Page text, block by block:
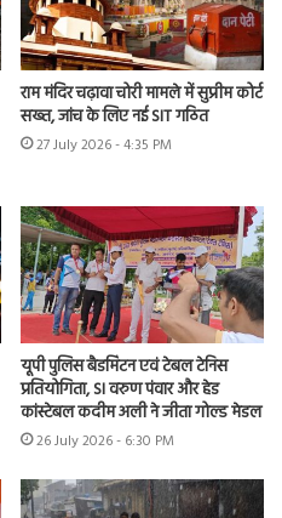
राम मंदिर चढ़ावा चोरी मामले में सुप्रीम कोर्ट
सख्त, जांच के लिए नई SIT गठित
27 July 2026 - 4:35 PM
यूपी पुलिस बैडमिंटन एवं टेबल टेनिस
प्रतियोगिता, SI वरुण पंवार और हेड
कांस्टेबल कदीम अली ने जीता गोल्ड मेडल
26 July 2026 - 6:30 PM